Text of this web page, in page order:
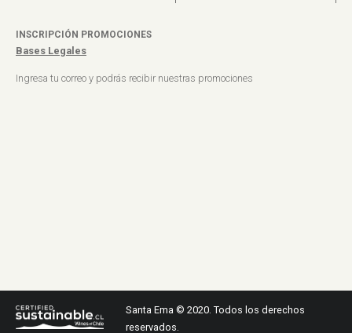
INSCRIPCIÓN PROMOCIONES
Bases Legales
Ingresa tu correo y podrás recibir nuestras promociones
Santa Ema © 2020. Todos los derechos
reservados.